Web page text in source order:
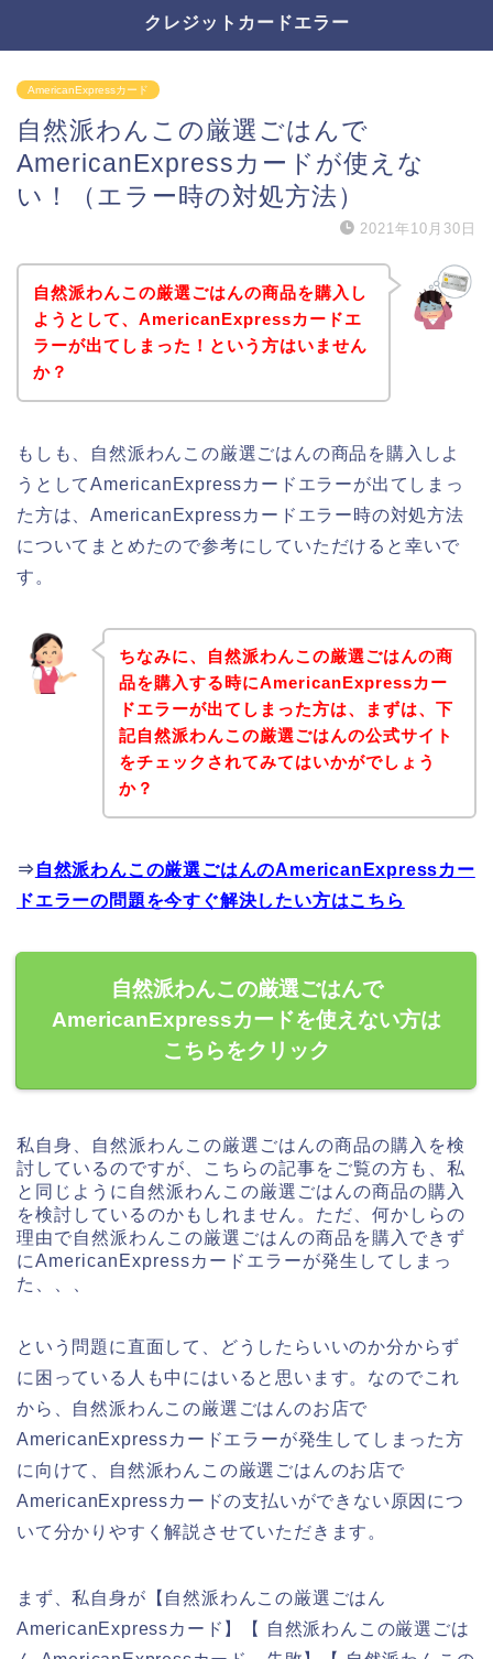
クレジットカードエラー
AmericanExpressカード
自然派わんこの厳選ごはんで
AmericanExpressカードが使えな
い！（エラー時の対処方法）
2021年10月30日
自然派わんこの厳選ごはんの商品を購入し
ようとして、AmericanExpressカードエ
ラーが出てしまった！という方はいません
か？
もしも、自然派わんこの厳選ごはんの商品を購入しよ
うとしてAmericanExpressカードエラーが出てしまっ
た方は、AmericanExpressカードエラー時の対処方法
についてまとめたので参考にしていただけると幸いで
す。
ちなみに、自然派わんこの厳選ごはんの商
品を購入する時にAmericanExpressカー
ドエラーが出てしまった方は、まずは、下
記自然派わんこの厳選ごはんの公式サイト
をチェックされてみてはいかがでしょう
か？
⇒ 自然派わんこの厳選ごはんのAmericanExpressカー
ドエラーの問題を今すぐ解決したい方はこちら
自然派わんこの厳選ごはんで
AmericanExpressカードを使えない方は
こちらをクリック
私自身、自然派わんこの厳選ごはんの商品の購入を検
討しているのですが、こちらの記事をご覧の方も、私
と同じように自然派わんこの厳選ごはんの商品の購入
を検討しているのかもしれません。ただ、何かしらの
理由で自然派わんこの厳選ごはんの商品を購入できず
にAmericanExpressカードエラーが発生してしまっ
た、、、
という問題に直面して、どうしたらいいのか分からず
に困っている人も中にはいると思います。なのでこれ
から、自然派わんこの厳選ごはんのお店で
AmericanExpressカードエラーが発生してしまった方
に向けて、自然派わんこの厳選ごはんのお店で
AmericanExpressカードの支払いができない原因につ
いて分かりやすく解説させていただきます。
まず、私自身が【自然派わんこの厳選ごはん
AmericanExpressカード】【 自然派わんこの厳選ごは